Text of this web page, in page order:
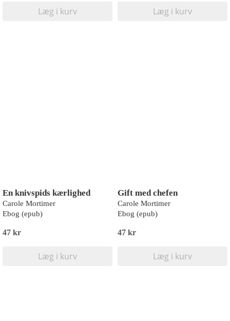
Læg i kurv Læg i kurv
En knivspids kærlighed
Carole Mortimer
Ebog (epub)
47 kr
Læg i kurv
Gift med chefen
Carole Mortimer
Ebog (epub)
47 kr
Læg i kurv